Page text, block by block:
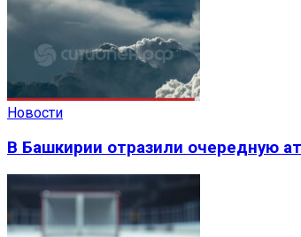
Новости
В Башкирии отразили очередную